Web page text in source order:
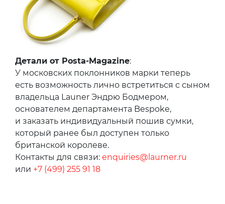
Детали от Posta-Magazine:
У московских поклонников марки теперь
есть возможность лично встретиться с сыном
владельца Launer Эндрю Бодмером,
основателем департамента Bespoke,
и заказать индивидуальный пошив сумки,
который ранее был доступен только
британской королеве.
Контакты для связи: enquiries@laurner.ru
или +7 (499) 255 91 18